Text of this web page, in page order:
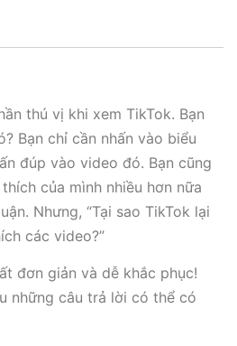
thú vị khi xem TikTok. Bạn
Bạn chỉ cần nhấn vào biểu
đúp vào video đó. Bạn cũng
của mình nhiều hơn nữa
Nhưng, “Tại sao TikTok lại
các video?”
đơn giản và dễ khắc phục!
những câu trả lời có thể có